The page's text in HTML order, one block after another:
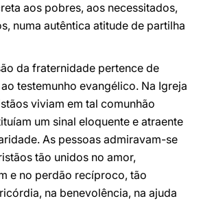
aos pobres, aos necessitados,
numa autêntica atitude de partilha
da fraternidade pertence de
testemunho evangélico. Na Igreja
viviam em tal comunhão
um sinal eloquente e atraente
As pessoas admiravam-se
tão unidos no amor,
e no perdão recíproco, tão
na benevolência, na ajuda